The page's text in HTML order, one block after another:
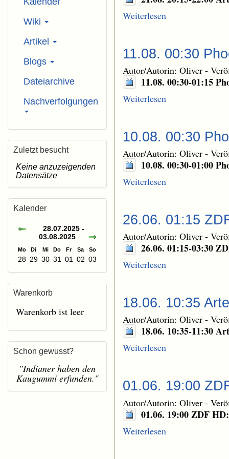
Weiterlesen
11.08. 00:30
Autor/Autorin: Oliver -
11.08. 00:30-01:15
Weiterlesen
10.08. 00:30
Autor/Autorin: Oliver -
10.08. 00:30-01:00
Weiterlesen
26.06. 01:15
Autor/Autorin: Oliver -
26.06. 01:15-03:30
Weiterlesen
18.06. 10:35
Autor/Autorin: Oliver -
18.06. 10:35-11:30
Weiterlesen
01.06. 19:00
Autor/Autorin: Oliver -
01.06. 19:00 ZDF
Weiterlesen
Wiki
Artikel
Blogs
Dateiarchive
Nachverfolgungen
Zuletzt besucht
Keine anzuzeigenden
Datensätze
Kalender
28.07.2025 -
03.08.2025
Mo Di Mi Do Fr Sa So
28 29 30 31 01 02 03
Warenkorb
Warenkorb ist leer
Schon gewusst?
"Indianer haben den
Kaugummi erfunden."